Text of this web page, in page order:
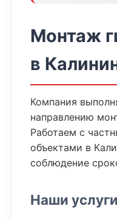
Монтаж
в
Компания
направлению
Работаем с
объектами в
соблюдение
Наши услуги